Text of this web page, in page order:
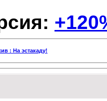
: На эстакаду!